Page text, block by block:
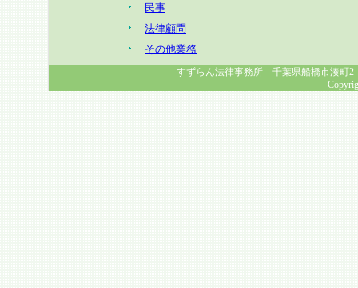
民事
法律顧問
その他業務
すずらん法律事務所 千葉県船橋市湊町